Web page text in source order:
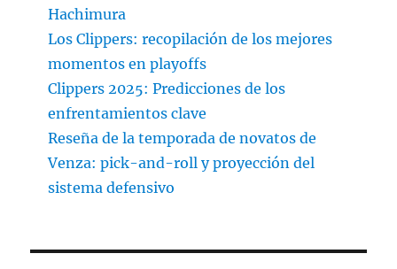
Hachimura
Los Clippers: recopilación de los mejores
momentos en playoffs
Clippers 2025: Predicciones de los
enfrentamientos clave
Reseña de la temporada de novatos de
Venza: pick-and-roll y proyección del
sistema defensivo